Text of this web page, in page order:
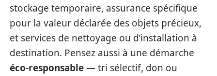
stockage temporaire, assurance spécifique
pour la valeur déclarée des objets précieux,
et services de nettoyage ou d’installation à
destination. Pensez aussi à une démarche
éco-responsable— tri sélectif, don ou